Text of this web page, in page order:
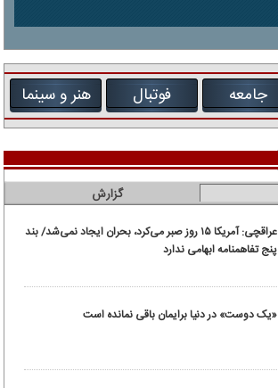
جامعه فوتبال هنر و سینما
گزارش
عراقچی: آمریکا ۱۵ روز صبر می‌کرد، بحران ایجاد نمی‌شد/ بند
پنج تفاهمنامه ابهامی ندارد
«یک دوست» در دنیا برایمان باقی نمانده است